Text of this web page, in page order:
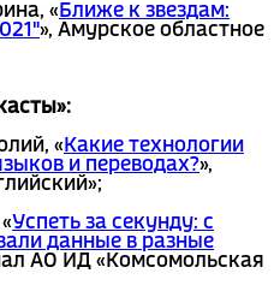
« Ближе к звездам:
», Амурское областное
« Какие технологии
и переводах?»,
Успеть за секунду: с
данные в разные
АО ИД «Комсомольская